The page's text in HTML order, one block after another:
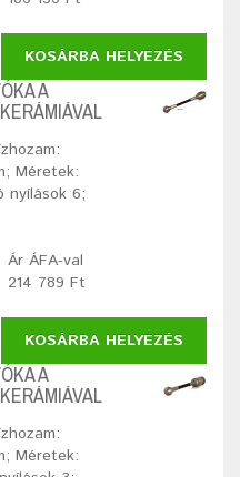
KOSÁRBA HELYEZÉS
A
Méretek:
nyílások 6;
Ár ÁFA-val
214 789 Ft
KOSÁRBA HELYEZÉS
A
Méretek: